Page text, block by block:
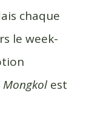
chaque
le week-
Mongkol est